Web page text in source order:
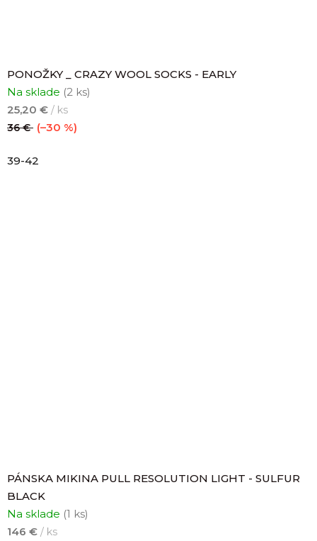
PONOŽKY _ CRAZY WOOL SOCKS - EARLY
Na sklade (2 ks)
25,20 € / ks
36 € (–30 %)
39-42
PÁNSKA MIKINA PULL RESOLUTION LIGHT - SULFUR
BLACK
Na sklade (1 ks)
146 € / ks